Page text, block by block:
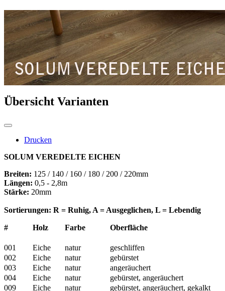
Übersicht Varianten
Drucken
SOLUM VEREDELTE EICHEN
Breiten: 125 / 140 / 160 / 180 / 200 / 220mm
Längen: 0,5 - 2,8m
Stärke: 20mm
Sortierungen: R = Ruhig, A = Ausgeglichen, L = Lebendig
# Holz Farbe Oberfläche
001 Eiche natur
geschliffen
002
Eiche natur
gebürstet
003
Eiche natur
angeräuchert
004
Eiche natur
gebürstet, angeräuchert
009
Eiche natur
gebürstet, angeräuchert, gekalkt